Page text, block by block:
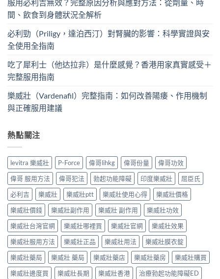
服用必利吉無效？完整原因分析與應對方法：從劑量、時
間、飲食到身體狀況全解析
必利勁（Priligy，達泊西汀）對腎臟的影響：科學實證與安
全使用全指南
吃了犀利士（他达拉非）是什麼感覺？香港用家真實感受＋
完整服用指南
樂威壯（Vardenafil）完整指南：如何改善陽痿、作用機制
與正確服用建議
熱點關注
levitra 樂威壯 P-Force 偉哥lihkg 偉哥份量
偉哥功效
偉哥 服用方法
偉哥犯法 勃起功能障礙 印度樂威壯
屈臣氏
必利吉
樂威壯 樂威壯ptt 樂威壯使用心得
樂威壯價格
樂威壯價錢
樂威壯副作用 樂威壯 副作用
樂威壯功效
樂威壯台灣官網
樂威壯哪裡買 樂威壯官網
樂威壯效果
樂威壯服用方法
樂威壯正品 樂威壯用法
樂威壯膜衣錠
樂威壯藥局
樂威壯 藥局 樂威壯藥店 樂威壯藥房
樂威壯購買
樂威壯邊度買
樂威壯長期 樂威壯香港 治療勃起功能障礙ED